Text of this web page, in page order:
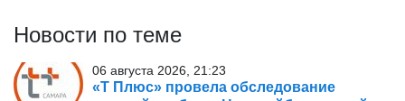
Новости по теме
06 августа 2026, 21:23
«Т Плюс» провела обследование